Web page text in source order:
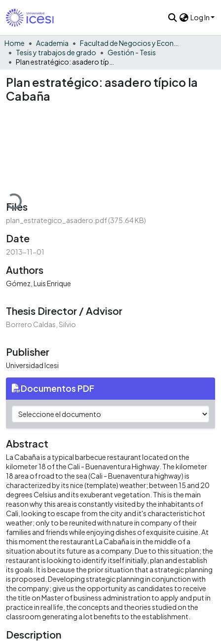
Log In
Home Academia
Tesis y trabajos de grado
Gestión - Tesis
Plan estratégico: asadero típico la
Cabaña
Loading...
Files
plan_estrategico_asadero.pdf(375.64 KB)
Date
2013-11-01
Authors
Gómez, Luis Enrique
Thesis Director / Advisor
Borrero Caldas, Silvio
Publisher
Universidad Icesi
Documentos PDF
Abstract
La Cabaña is a typical barbecue restaurant located on the
kilometer 18 of the Cali - Buenaventura Highway. The kilometer
18 area of road to the sea (Cali - Buenaventura highway) is
characterized by its nice (template) weather; between 15 and 20
degrees Celsius and its exuberant vegetation. This is the main
reason why this area is constantly visited by the inhabitants of
Cali, looking to escape from the city and it's characteristic hot
weather; only to be reunited with nature in company of their
families and friends while enjoying dishes of exquisite cuisine. At
this moment the restaurant La Cabaña is in the middle of a
situation about its future as a company. Due to this situation; the
restaurant is looking to identify itself initially, plan and establish
its goals. It is because the prior situation that a strategic planning
is proposed. Developing strategic planning in conjunction with
the company; give us the opportunity as candidates to receive
the title on Master of business administration to apply and put in
practice in real life, the concepts and theories studied on the
classroom generating a lot benefits to the establishment.
Description